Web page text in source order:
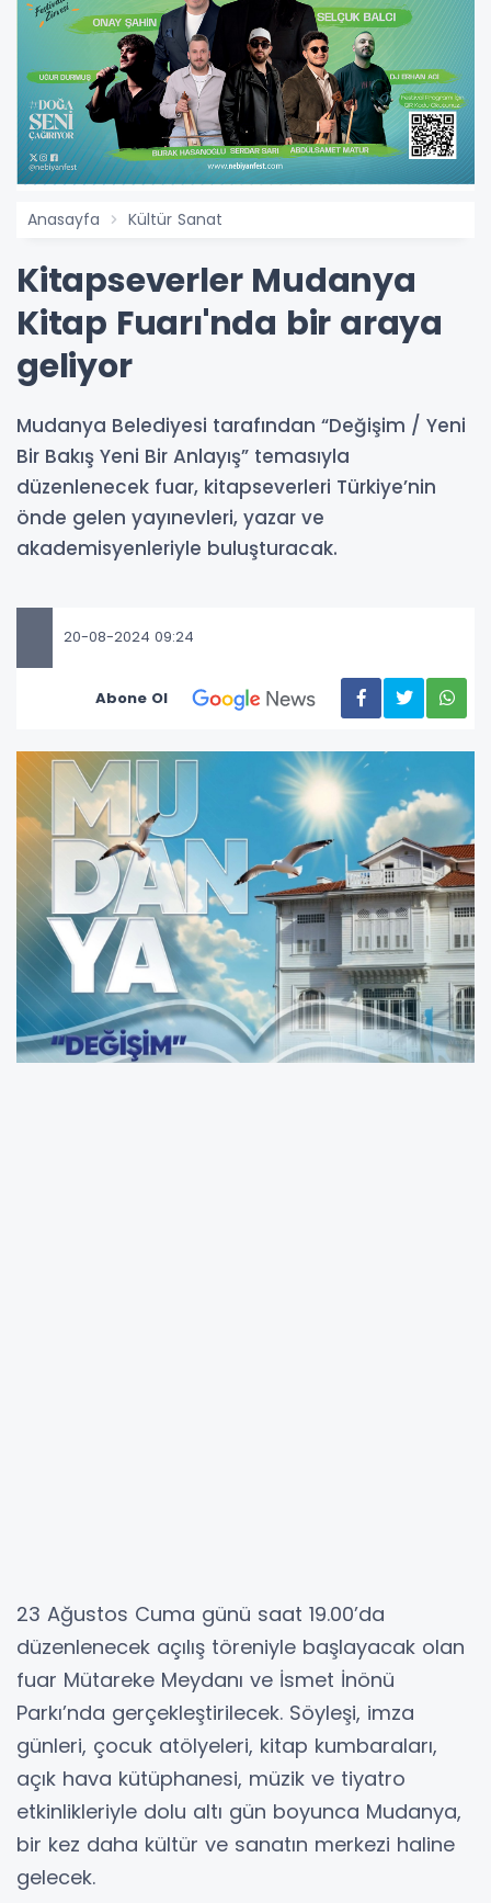
Anasayfa Kültür Sanat
Kitapseverler Mudanya
Kitap Fuarı'nda bir araya
geliyor
​​​​​​​Mudanya Belediyesi tarafından “Değişim / Yeni
Bir Bakış Yeni Bir Anlayış” temasıyla
düzenlenecek fuar, kitapseverleri Türkiye’nin
önde gelen yayınevleri, yazar ve
akademisyenleriyle buluşturacak.
20-08-2024 09:24
Abone Ol
23 Ağustos Cuma günü saat 19.00’da
düzenlenecek açılış töreniyle başlayacak olan
fuar Mütareke Meydanı ve İsmet İnönü
Parkı’nda gerçekleştirilecek. Söyleşi, imza
günleri, çocuk atölyeleri, kitap kumbaraları,
açık hava kütüphanesi, müzik ve tiyatro
etkinlikleriyle dolu altı gün boyunca Mudanya,
bir kez daha kültür ve sanatın merkezi haline
gelecek.